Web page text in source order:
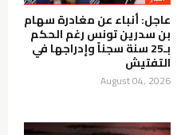
عاجل: أنباء عن مغادرة سهام
بن سدرين تونس رغم الحكم
بـ25 سنة سجناً وإدراجها في
التفتيش
August 04, 2026